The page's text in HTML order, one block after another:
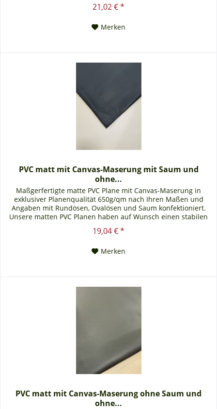
ca. 7cm breit. Jede matte PVC Plane lässt sich bei uns mit
21,02 € *
Merken
PVC matt mit Canvas-Maserung mit Saum und
ohne...
Maßgerfertigte matte PVC Plane mit Canvas-Maserung in
exklusiver Planenqualität 650g/qm nach Ihren Maßen und
Angaben mit Rundösen, Ovalösen und Saum konfektioniert.
Unsere matten PVC Planen haben auf Wunsch einen stabilen
rundum verschweißten Saum in der Farbe der Plane, dieser ist
ca. 7cm breit. Jede matte PVC Plane lässt sich bei uns mit
19,04 € *
Merken
PVC matt mit Canvas-Maserung ohne Saum und
ohne...